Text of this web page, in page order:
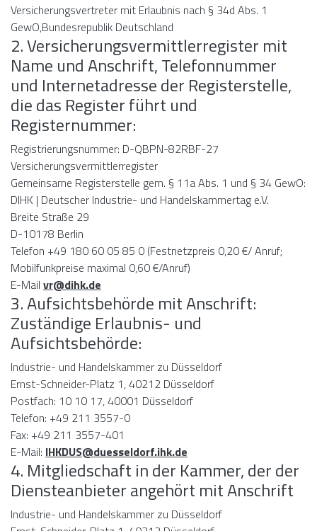
Versicherungsvertreter mit Erlaubnis nach § 34d Abs. 1
GewO,Bundesrepublik Deutschland
2. Versicherungsvermittlerregister mit
Name und Anschrift, Telefonnummer
und Internetadresse der Registerstelle,
die das Register führt und
Registernummer:
Registrierungsnummer: D-QBPN-82RBF-27
Versicherungsvermittlerregister
Gemeinsame Registerstelle gem. § 11a Abs. 1 und § 34 GewO:
DIHK | Deutscher Industrie- und Handelskammertag e.V.
Breite Straße 29
D-10178 Berlin
Telefon +49 180 60 05 85 0 (Festnetzpreis 0,20 €/ Anruf;
Mobilfunkpreise maximal 0,60 €/Anruf)
E-Mail vr@dihk.de
3. Aufsichtsbehörde mit Anschrift:
Zuständige Erlaubnis- und
Aufsichtsbehörde:
Industrie- und Handelskammer zu Düsseldorf
Ernst-Schneider-Platz 1, 40212 Düsseldorf
Postfach: 10 10 17, 40001 Düsseldorf
Telefon: +49 211 3557-0
Fax: +49 211 3557-401
E-Mail: IHKDUS@duesseldorf.ihk.de
4. Mitgliedschaft in der Kammer, der der
Diensteanbieter angehört mit Anschrift
Industrie- und Handelskammer zu Düsseldorf